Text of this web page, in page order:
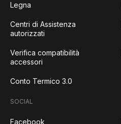
Legna
Centri di Assistenza
autorizzati
Verifica compatibilità
accessori
Conto Termico 3.0
SOCIAL
Facebook